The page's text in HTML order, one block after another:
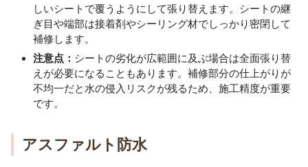
しいシートで覆うようにして張り替えます。シートの継
ぎ目や端部は接着剤やシーリング材でしっかり密閉して
補修します。
注意点： シートの劣化が広範囲に及ぶ場合は全面張り替
えが必要になることもあります。補修部分の仕上がりが
不均一だと水の侵入リスクが残るため、施工精度が重要
です。
アスファルト防水